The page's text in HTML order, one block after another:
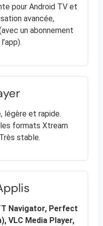
pour Android TV et
avancée,
un abonnement
légère et rapide.
formats Xtream
stable.
Navigator, Perfect
VLC Media Player,